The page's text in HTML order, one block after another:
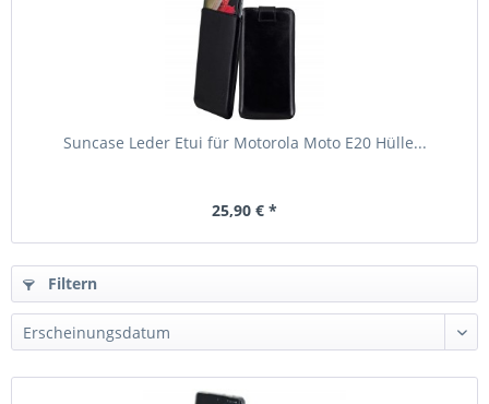
Suncase Leder Etui für Motorola Moto E20 Hülle...
25,90 € *
Filtern